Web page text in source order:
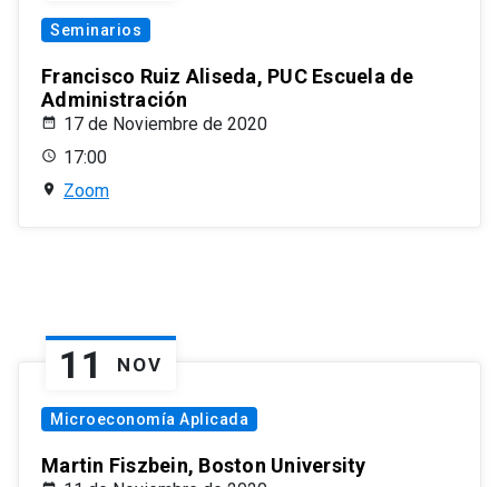
Seminarios
Francisco Ruiz Aliseda, PUC Escuela de
Administración
17 de Noviembre de 2020
17:00
Zoom
11 NOV
Microeconomía Aplicada
Martin Fiszbein, Boston University